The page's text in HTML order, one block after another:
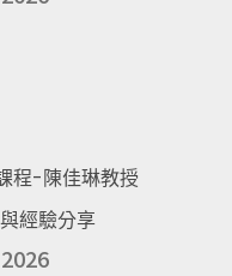
程-陳佳琳教授
經驗分享